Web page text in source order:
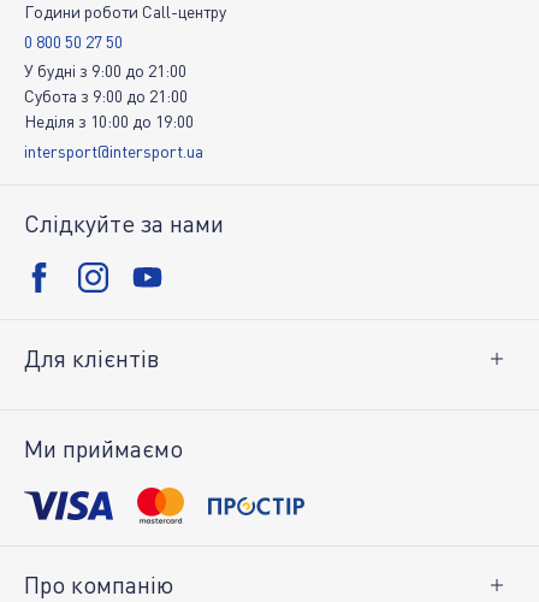
Години роботи Call-центру
0 800 50 27 50
У будні з 9:00 до 21:00
Субота з 9:00 до 21:00
Неділя з 10:00 до 19:00
intersport@intersport.ua
Слідкуйте за нами
Для клієнтів
Повернення товару
Ми приймаємо
Про компанію